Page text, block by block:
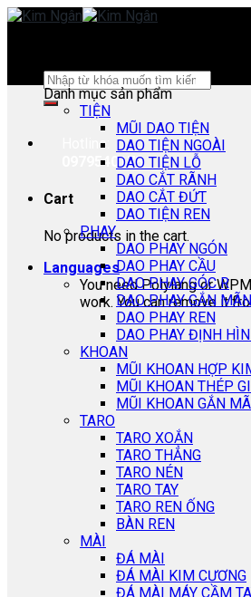
Skip
Search
for:
Hotline:
0979540178
Cart
No products in the cart.
Languages
You need Polylang or
work. You can remove it
Danh mục sản phẩm
TIỆN
MŨI DAO TIỆN
DAO TIỆN NGOÀI
DAO TIỆN LỖ
DAO CẮT RÃNH
DAO CẮT ĐỨT
DAO TIỆN REN
PHAY
DAO PHAY NGÓN
DAO PHAY CẦU
DAO PHAY GÓC R
DAO PHAY GẮN
DAO PHAY REN
DAO PHAY ĐỊNH
KHOAN
MŨI KHOAN HỢP
MŨI KHOAN THÉP
MŨI KHOAN GẮN
TARO
TARO XOẮN
TARO THẲNG
TARO NÉN
TARO TAY
TARO REN ỐNG
BÀN REN
MÀI
ĐÁ MÀI
ĐÁ MÀI KIM CƯƠNG
ĐÁ MÀI MÁY CẦM